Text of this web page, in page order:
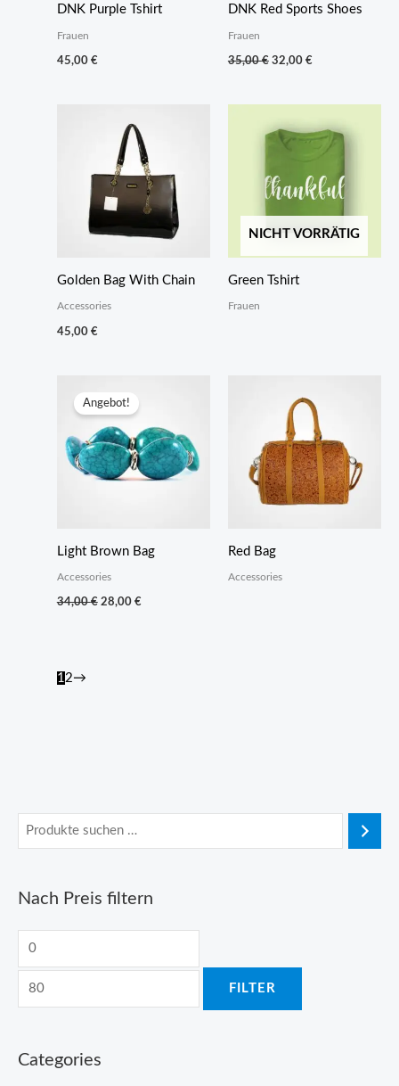
Nach Preis filtern
M
i
a
FILTER
Categories
DNK Purple Tshirt
Frauen
45,00 €
DNK Red Sports Shoes
Frauen
35,00€ Ursprünglicher
Preis
32,00 €Aktueller
Golden Bag With Chain
Accessories
45,00 €
NICHT VORRÄTIG
Green Tshirt
Frauen
Angebot!
Light Brown Bag
Accessories
34,00€ Ursprünglicher
Preis
28,00 €Aktueller
Red Bag
Accessories
1 2→